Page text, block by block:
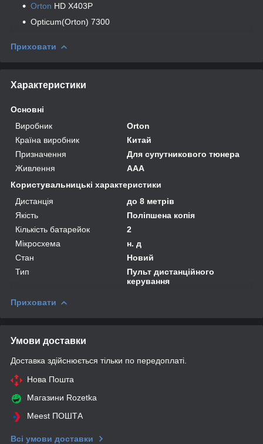
Orton HD X403P
Opticum(Orton) 7300
Приховати
Характеристики
Основні
Виробник
Orton
Країна виробник
Китай
Призначення
Для супутникового тюнера
Живлення
AAA
Користувальницькі характеристики
Дистанція
до 8 метрів
Якість
Поліпшена копія
Кількість батарейок
2
Мікросхема
н. д
Стан
Новий
Тип
Пульт дистанційного
керування
Приховати
Умови доставки
Доставка здійснюється тільки по передоплаті.
Нова Пошта
Магазини Rozetka
Meest ПОШТА
Всі умови доставки